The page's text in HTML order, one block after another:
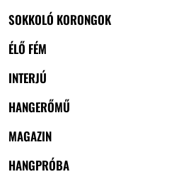
SOKKOLÓ KORONGOK
ÉLŐ FÉM
INTERJÚ
HANGERŐMŰ
MAGAZIN
HANGPRÓBA